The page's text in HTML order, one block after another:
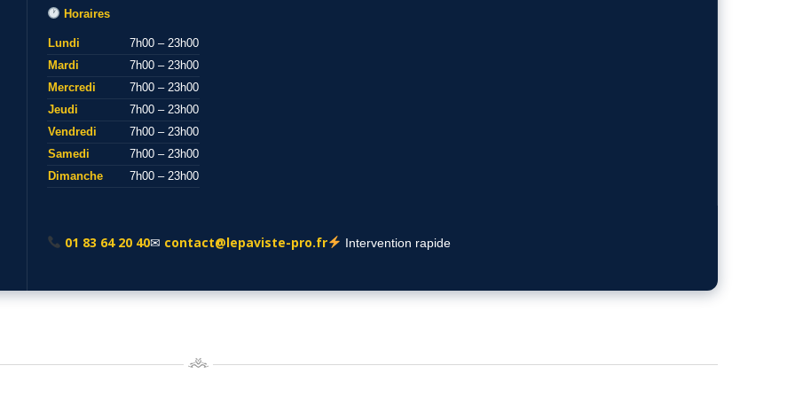
Horaires
Lundi
7h00 – 23h00
Mardi
7h00 – 23h00
Mercredi
7h00 – 23h00
Jeudi
7h00 – 23h00
Vendredi
7h00 – 23h00
Samedi
7h00 – 23h00
Dimanche
7h00 – 23h00
01 83 64 20 40✉ contact@lepaviste-pro.fr Intervention rapide